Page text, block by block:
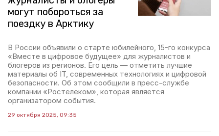
могут побороться за
поездку в Арктику
В России объявили о старте юбилейного, 15-го конкурса
«Вместе в цифровое будущее» для журналистов и
блогеров из регионов. Его цель — отметить лучшие
материалы об IT, современных технологиях и цифровой
безопасности. Об этом сообщили в пресс-службе
компании «Ростелеком», которая является
организатором события.
29 октября 2025, 09:35